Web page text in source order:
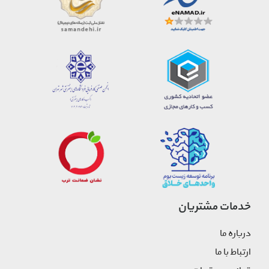
خدمات مشتریان
درباره ما
ارتباط با ما